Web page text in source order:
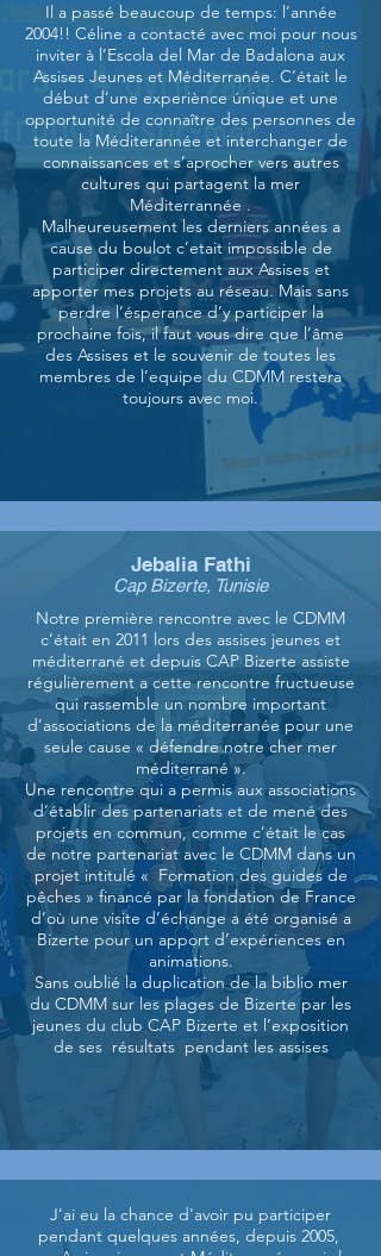
Il a passé beaucoup de temps: l’année
2004!! Céline a contacté avec moi pour nous
inviter à l’Escola del Mar de Badalona aux
Assises Jeunes et Méditerranée. C’était le
début d’une experiènce únique et une
opportunité de connaître des personnes de
toute la Méditerannée et interchanger de
connaissances et s’aprocher vers autres
cultures qui partagent la mer
Méditerrannée .
Malheureusement les derniers années a
cause du boulot c’etait impossible de
participer directement aux Assises et
apporter mes projets au réseau. Mais sans
perdre l’ésperance d’y participer la
prochaine fois, il faut vous dire que l’âme
des Assises et le souvenir de toutes les
membres de l’equipe du CDMM restera
toujours avec moi.
Jebalia Fathi
Cap Bizerte, Tunisie
Notre première rencontre avec le CDMM
c’était en 2011 lors des assises jeunes et
méditerrané et depuis CAP Bizerte assiste
régulièrement a cette rencontre fructueuse
qui rassemble un nombre important
d’associations de la méditerranée pour une
seule cause « défendre notre cher mer
méditerrané ».
Une rencontre qui a permis aux associations
d’établir des partenariats et de mené des
projets en commun, comme c’était le cas
de notre partenariat avec le CDMM dans un
projet intitulé « Formation des guides de
pêches » financé par la fondation de France
d’où une visite d’échange a été organisé a
Bizerte pour un apport d’expériences en
animations.
Sans oublié la duplication de la biblio mer
du CDMM sur les plages de Bizerte par les
jeunes du club CAP Bizerte et l’exposition
de ses résultats pendant les assises
J'ai eu la chance d'avoir pu participer
pendant quelques années, depuis 2005,